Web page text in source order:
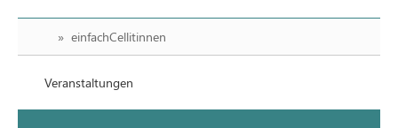
einfachCellitinnen
Veranstaltungen